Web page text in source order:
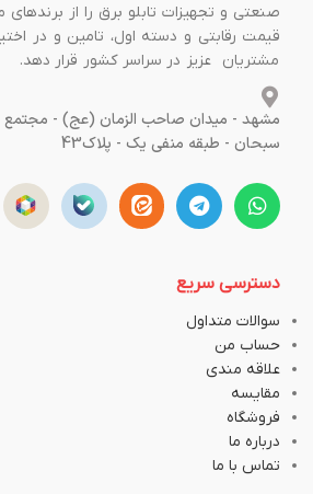
صنعتی و تجهیزات تابلو برق را از
قیمت رقابتی و دسته اول، تامین و در
مشتریان عزیز در سراسر کشور قرار دهد.
مشهد - میدان صاحب الزمان (عج) - مجتمع
سبحان - طبقه منفی یک - پلاک43
دسترسی سریع
سوالات متداول
حساب من
علاقه مندی
مقایسه
فروشگاه
درباره ما
تماس با ما